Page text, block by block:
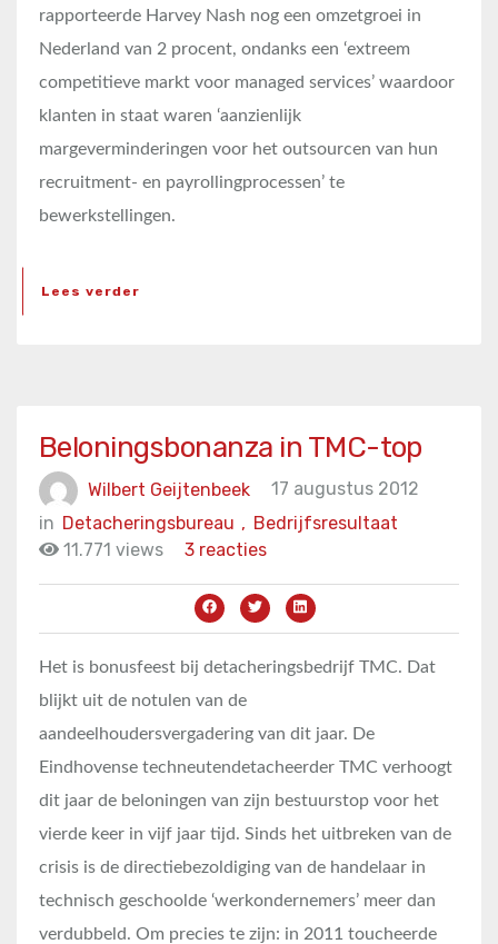
rapporteerde Harvey Nash nog een omzetgroei in
Nederland van 2 procent, ondanks een ‘extreem
competitieve markt voor managed services’ waardoor
klanten in staat waren ‘aanzienlijk
margeverminderingen voor het outsourcen van hun
recruitment- en payrollingprocessen’ te
bewerkstellingen.
Lees verder
Beloningsbonanza in TMC-top
Wilbert Geijtenbeek
17 augustus 2012
in
Bedrijfsresultaat
Detacheringsbureau ,
11.771 views
3 reacties
Het is bonusfeest bij detacheringsbedrijf TMC. Dat
blijkt uit de notulen van de
aandeelhoudersvergadering van dit jaar. De
Eindhovense techneutendetacheerder TMC verhoogt
dit jaar de beloningen van zijn bestuurstop voor het
vierde keer in vijf jaar tijd. Sinds het uitbreken van de
crisis is de directiebezoldiging van de handelaar in
technisch geschoolde ‘werkondernemers’ meer dan
verdubbeld. Om precies te zijn: in 2011 toucheerde